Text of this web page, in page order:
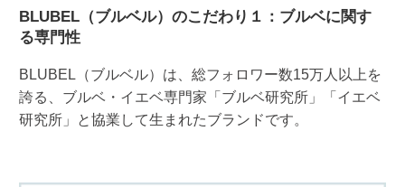
BLUBEL（ブルベル）のこだわり１：ブルベに関す
る専門性
BLUBEL（ブルベル）は、総フォロワー数15万人以上を
誇る、ブルベ・イエベ専門家「ブルベ研究所」「イエベ
研究所」と協業して生まれたブランドです。